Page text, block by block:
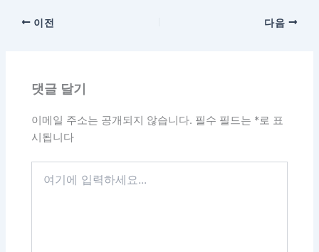
이전 다음
댓글 달기
이메일 주소는 공개되지 않습니다. 필수 필드는 *로 표
시됩니다